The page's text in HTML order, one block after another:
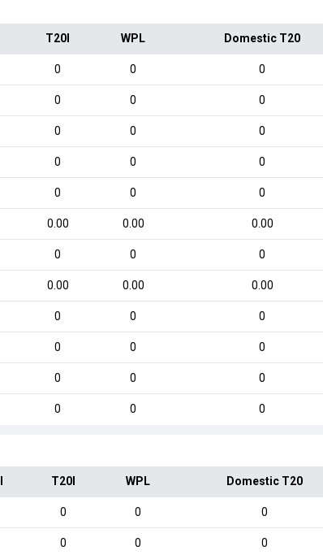
T20I WPL Domestic T20
0 0 0
0 0 0
0 0 0
0 0 0
0 0 0
0.00 0.00 0.00
0 0 0
0.00 0.00 0.00
0 0 0
0 0 0
0 0 0
0 0 0
T20I WPL Domestic T20
0 0 0
0 0 0